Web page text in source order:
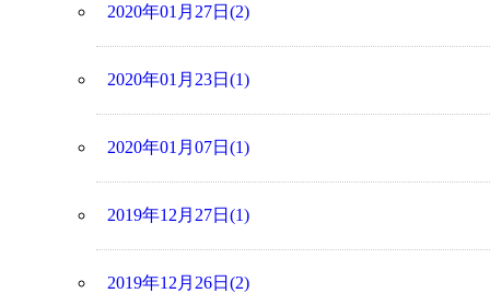
2020年01月27日(2)
2020年01月23日(1)
2020年01月07日(1)
2019年12月27日(1)
2019年12月26日(2)